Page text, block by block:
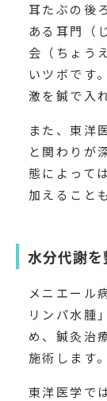
耳たぶの後
ある耳門（
会（ちょう
いツボです
激を鍼で入
また、東洋
と関わりが
態によって
加えること
水分代謝を
メニエール
リンパ水腫
め、鍼灸治
施術します。
東洋医学で